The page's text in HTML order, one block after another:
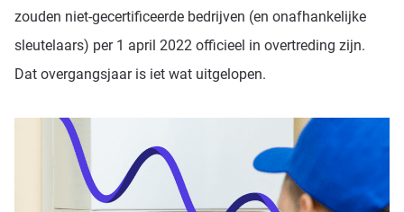
Platform
Prijzen
Kennisbank
zouden niet-gecertificeerde bedrijven (en onafhankelijke
sleutelaars) per 1 april 2022 officieel in overtreding zijn.
Dat overgangsjaar is iet wat uitgelopen.